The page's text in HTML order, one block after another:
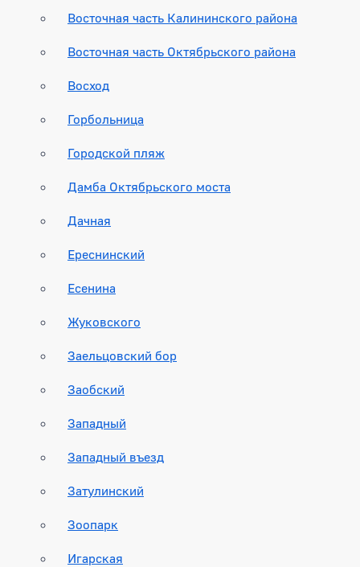
Восточная часть Калининского района
Восточная часть Октябрьского района
Восход
Горбольница
Городской пляж
Дамба Октябрьского моста
Дачная
Ереснинский
Есенина
Жуковского
Заельцовский бор
Заобский
Западный
Западный въезд
Затулинский
Зоопарк
Игарская